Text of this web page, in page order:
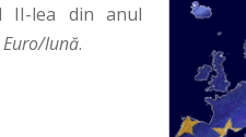
II-lea din anul
lună.